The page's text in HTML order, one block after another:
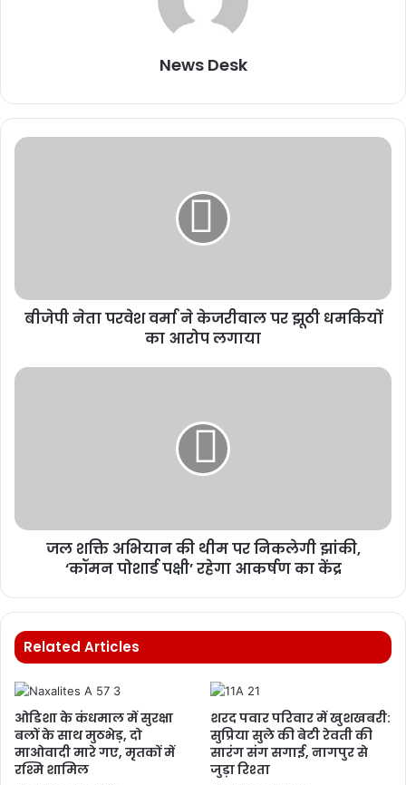
News Desk
बीजेपी नेता परवेश वर्मा ने केजरीवाल पर झूठी धमकियों
का आरोप लगाया
जल शक्ति अभियान की थीम पर निकलेगी झांकी,
‘कॉमन पोशार्ड पक्षी’ रहेगा आकर्षण का केंद्र
Related Articles
ओडिशा के कंधमाल में सुरक्षा
बलों के साथ मुठभेड़, दो
माओवादी मारे गए, मृतकों में
रश्मि शामिल
शरद पवार परिवार में खुशखबरी:
सुप्रिया सुले की बेटी रेवती की
सारंग संग सगाई, नागपुर से
जुड़ा रिश्ता